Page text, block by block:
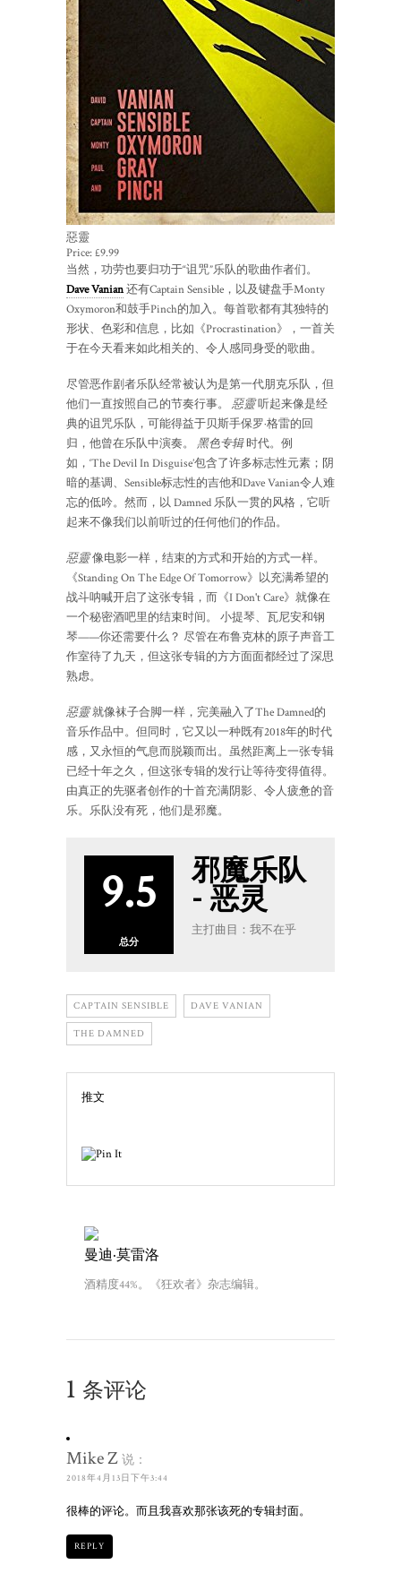
惡靈
Price:£9.99
当然，功劳也要归功于“诅咒”乐队的歌曲作者们。
Dave Vanian还有Captain Sensible，以及键盘手Monty
Oxymoron和鼓手Pinch的加入。每首歌都有其独特的
形状、色彩和信息，比如《Procrastination》，一首关
于在今天看来如此相关的、令人感同身受的歌曲。
尽管恶作剧者乐队经常被认为是第一代朋克乐队，但
他们一直按照自己的节奏行事。 惡靈听起来像是经
典的诅咒乐队，可能得益于贝斯手保罗·格雷的回
归，他曾在乐队中演奏。 黑色专辑时代。例
如，‘The Devil In Disguise’包含了许多标志性元素；阴
暗的基调、Sensible标志性的吉他和Dave Vanian令人难
忘的低吟。然而，以 Damned 乐队一贯的风格，它听
起来不像我们以前听过的任何他们的作品。
惡靈像电影一样，结束的方式和开始的方式一样。
《Standing On The Edge Of Tomorrow》以充满希望的
战斗呐喊开启了这张专辑，而《I Don't Care》就像在
一个秘密酒吧里的结束时间。 小提琴、瓦尼安和钢
琴——你还需要什么？ 尽管在布鲁克林的原子声音工
作室待了九天，但这张专辑的方方面面都经过了深思
熟虑。
惡靈就像袜子合脚一样，完美融入了The Damned的
音乐作品中。但同时，它又以一种既有2018年的时代
感，又永恒的气息而脱颖而出。虽然距离上一张专辑
已经十年之久，但这张专辑的发行让等待变得值得。
由真正的先驱者创作的十首充满阴影、令人疲惫的音
乐。乐队没有死，他们是邪魔。
9.5
总分
邪魔乐队
- 恶灵
主打曲目：我不在乎
CAPTAIN SENSIBLE DAVE VANIAN
THE DAMNED
推文
曼迪·莫雷洛
酒精度44%。《狂欢者》杂志编辑。
1 条评论
Mike Z 说：
2018年4月13日下午3:44
很棒的评论。而且我喜欢那张该死的专辑封面。
REPLY